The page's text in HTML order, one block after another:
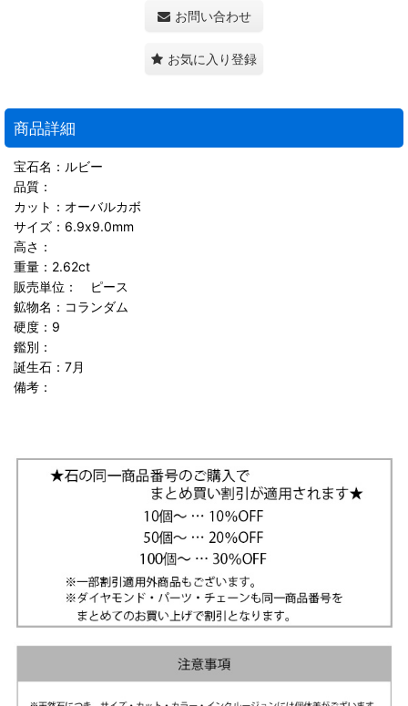
お問い合わせ
お気に入り登録
商品詳細
宝石名：ルビー
品質：
カット：オーバルカボ
サイズ：6.9x9.0mm
高さ：
重量：2.62ct
販売単位： ピース
鉱物名：コランダム
硬度：9
鑑別：
誕生石：7月
備考：